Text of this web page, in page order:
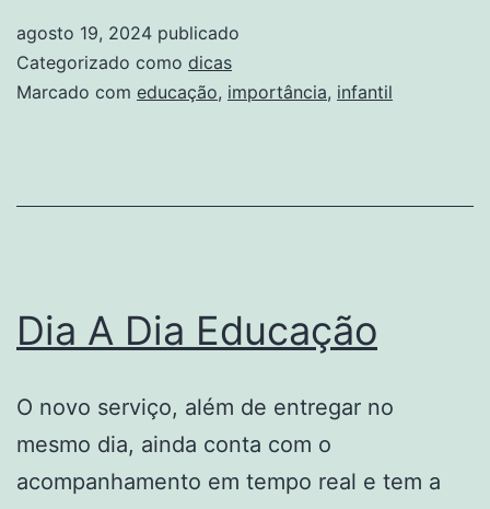
Infantil
agosto 19, 2024 publicado
Categorizado como dicas
Marcado com educação, importância, infantil
Dia A Dia Educação
O novo serviço, além de entregar no
mesmo dia, ainda conta com o
acompanhamento em tempo real e tem a